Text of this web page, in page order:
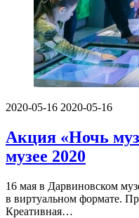
2020-05-16 2020-05-16
Акция «Ночь
музее 2020
16 мая в Дарвиновском
в виртуальном формате.
Креативная…